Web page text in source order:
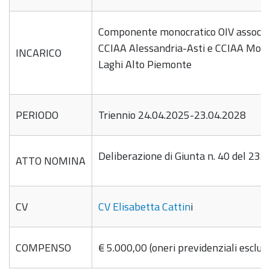
INCARICO
Componente monocratico OIV
CCIAA Alessandria-Asti e CCIAA
Laghi Alto Piemonte
PERIODO Triennio 24.04.2025-23.04.2028
ATTO NOMINA Deliberazione di Giunta n. 40 del
CV CV Elisabetta Cattini
COMPENSO € 5.000,00 (oneri previdenziali